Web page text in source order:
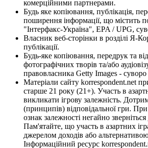
комерційними партнерами.
Будь яке копіювання, публікація,
поширення інформації, що містить
"Інтерфакс-Україна", EPA / UPG,
Власник веб-сторінки в розділі Я-
публікації.
Будь-яке копіювання, передрук та
фотографічних творів та/або
правовласника Getty Images - суворо
Матеріали сайту korrespondent.net
старше 21 року (21+). Участь в
викликати ігрову залежність.
(принципів) відповідальної гри.
ознак залежності негайно зверніться
Пам'ятайте, що участь в азартних
джерелом доходів або
Інформаційний ресурс